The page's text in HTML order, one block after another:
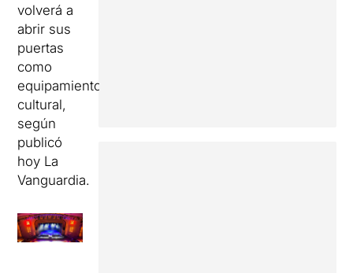
volverá a
abrir sus
puertas
como
equipamiento
cultural,
según
publicó
hoy La
Vanguardia.